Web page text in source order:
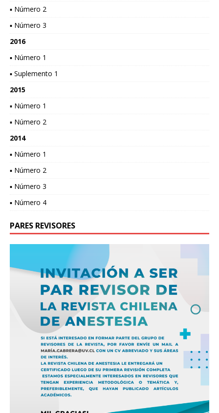
▪ Número 2
▪ Número 3
2016
▪ Número 1
▪ Suplemento 1
2015
▪ Número 1
▪ Número 2
2014
▪ Número 1
▪ Número 2
▪ Número 3
▪ Número 4
PARES REVISORES